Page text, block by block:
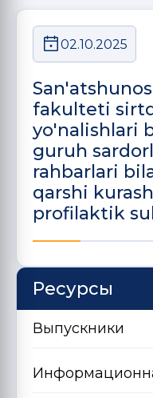
02.10.2025
fakulteti
yo'nalishlari
guruh
rahbarlari
qarshi
profilaktik
Ресурсы
Выпускники